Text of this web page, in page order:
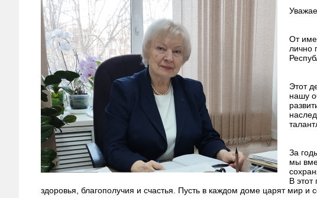
От
лично
Этот
нашу
За
мы
В этот
здоровья, благополучия и счастья. Пусть в каждом доме царят мир